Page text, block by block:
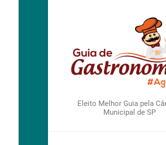
Eleito Melhor Guia pela
Municipal de SP